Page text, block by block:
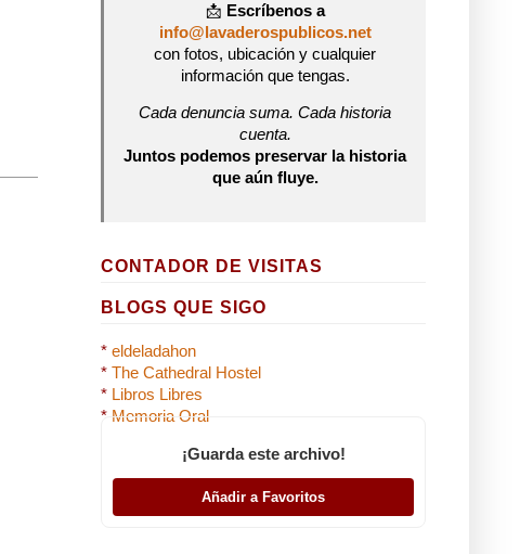
📩 Escríbenos a
info@lavaderospublicos.net
con fotos, ubicación y cualquier
información que tengas.
Cada denuncia suma. Cada historia
cuenta.
Juntos podemos preservar la historia
que aún fluye.
CONTADOR DE VISITAS
BLOGS QUE SIGO
* eldeladahon
* The Cathedral Hostel
* Libros Libres
* Memoria Oral
¡Guarda este archivo!
Añadir a Favoritos